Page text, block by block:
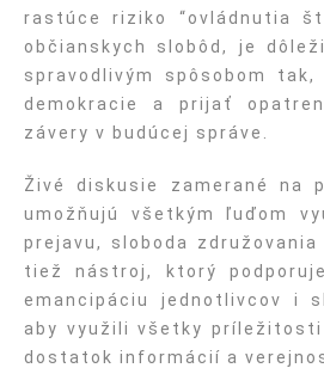
rastúce riziko “ovládnutia
občianskych slobôd, je
spravodlivým spôsobom
demokracie a prijať
závery v budúcej správe.
Živé diskusie zamerané na
umožňujú všetkým ľuďom
prejavu, sloboda
tiež nástroj, ktorý
emancipáciu jednotlivcov i
aby využili všetky
dostatok informácií a